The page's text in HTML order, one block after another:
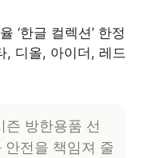
‘한글 컬렉션’ 한정
, 디올, 아이더, 레드
방한용품 선
전을 책임져 줄